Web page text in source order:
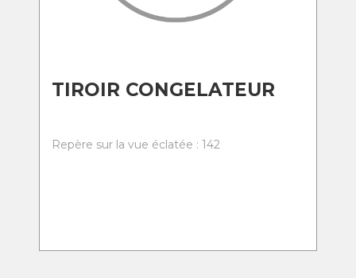
TIROIR CONGELATEUR
Repère sur la vue éclatée : 142